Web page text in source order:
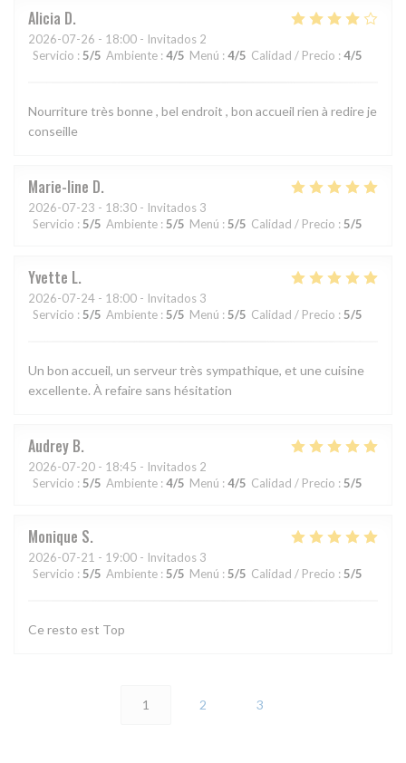
Alicia D
2026-07-26 - 18:00 - Invitados 2
Servicio : 5/5 Ambiente : 4/5 Menú : 4/5 Calidad / Precio : 4/5
Nourriture très bonne , bel endroit , bon accueil rien à redire je
conseille
Marie-line D
2026-07-23 - 18:30 - Invitados 3
Servicio : 5/5 Ambiente : 5/5 Menú : 5/5 Calidad / Precio : 5/5
Yvette L
2026-07-24 - 18:00 - Invitados 3
Servicio : 5/5 Ambiente : 5/5 Menú : 5/5 Calidad / Precio : 5/5
Un bon accueil, un serveur très sympathique, et une cuisine
excellente. À refaire sans hésitation
Audrey B
2026-07-20 - 18:45 - Invitados 2
Servicio : 5/5 Ambiente : 4/5 Menú : 4/5 Calidad / Precio : 5/5
Monique S
2026-07-21 - 19:00 - Invitados 3
Servicio : 5/5 Ambiente : 5/5 Menú : 5/5 Calidad / Precio : 5/5
Ce resto est Top
1 2 3